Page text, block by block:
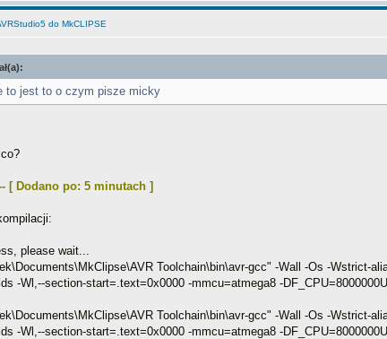
do MkCLIPSE
to jest to o czym pisze micky
[ Dodano po: 5 minutach ]
please wait...
Toolchain\bin\avr-gcc" -Wall -Os -Wstrict-
-Wl,--section-start=.text=0x0000 -mmcu=atmega8 -
Toolchain\bin\avr-gcc" -Wall -Os -Wstrict-
-Wl,--section-start=.text=0x0000 -mmcu=atmega8 -